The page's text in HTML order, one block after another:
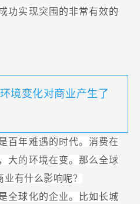
功实现突围的非常有效的
境变化对商业产生了
百年难遇的时代。消费在
大的环境在变。那么全球
有什么影响呢？
全球化的企业。比如长城